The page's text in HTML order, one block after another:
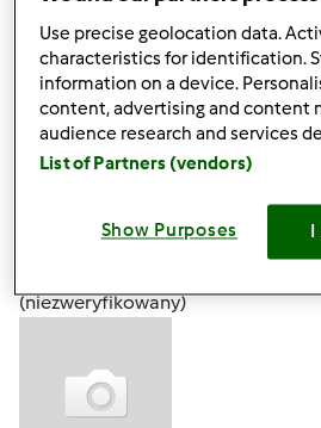
transakcji odwrotnej .
Góra strony
Zalogujlub
(niezweryfikowany)
Use precise geolocation data.
characteristics for identification.
information on a device.
content, advertising and content
audience research and services
List of Partners (vendors)
Show Purposes I